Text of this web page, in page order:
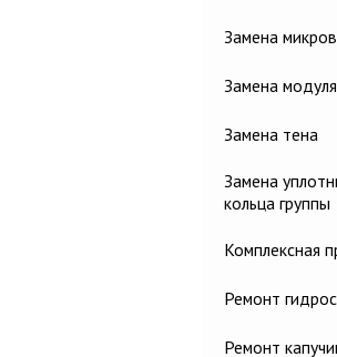
Замена
Замена
Замена тена
Замена
кольца группы
Комплексная
Ремонт
Ремонт